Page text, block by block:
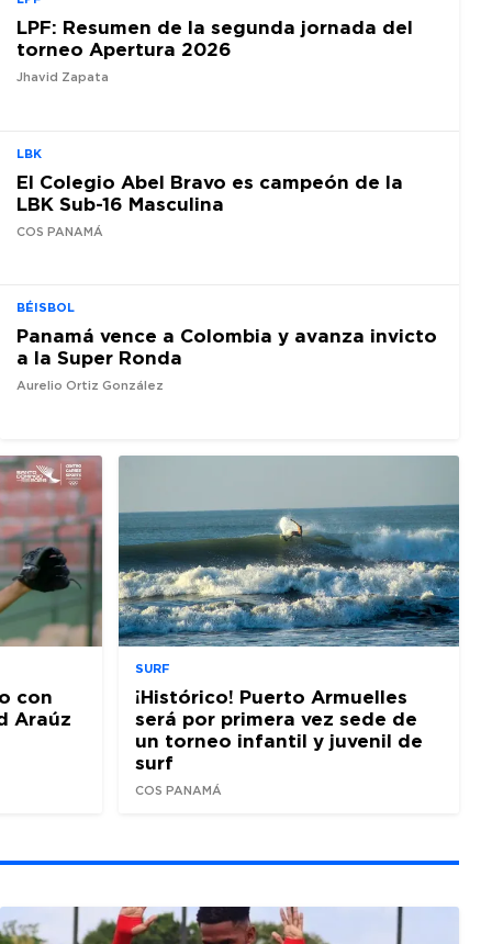
LPF: Resumen de la segunda jornada del
torneo Apertura 2026
Jhavid Zapata
LBK
El Colegio Abel Bravo es campeón de la
LBK Sub-16 Masculina
COS PANAMÁ
BÉISBOL
Panamá vence a Colombia y avanza invicto
a la Super Ronda
Aurelio Ortiz González
con
Araúz
SURF
¡Histórico! Puerto Armuelles
será por primera vez sede de
un torneo infantil y juvenil de
surf
COS PANAMÁ